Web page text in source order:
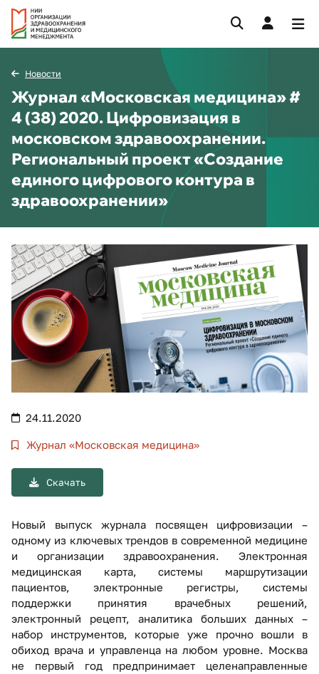
Новости
Журнал «Московская медицина» #
4 (38) 2020. Цифровизация в
московском здравоохранении.
Региональный проект «Создание
единого цифрового контура в
здравоохранении»
24.11.2020
Журнал «Московская медицина»
Скачать
Новый выпуск журнала посвящен цифровизации –
одному из ключевых трендов в современной медицине
и организации здравоохранения. Электронная
медицинская карта, системы маршрутизации
пациентов, электронные регистры, системы
поддержки принятия врачебных решений,
электронный рецепт, аналитика больших данных –
набор инструментов, которые уже прочно вошли в
обиход врача и управленца на любом уровне. Москва
не первый год предпринимает целенаправленные